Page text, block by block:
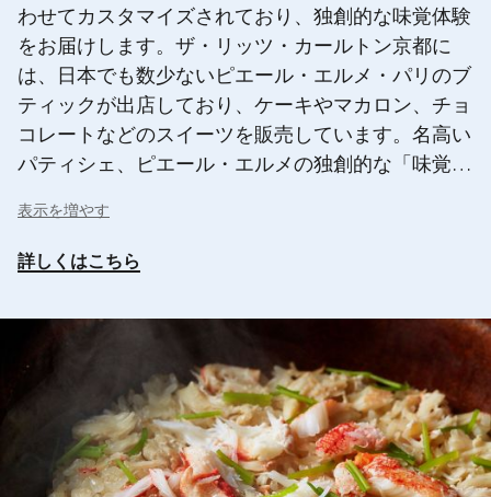
わせてカスタマイズされており、独創的な味覚体験
をお届けします。ザ・リッツ・カールトン京都に
は、日本でも数少ないピエール・エルメ・パリのブ
ティックが出店しており、ケーキやマカロン、チョ
コレートなどのスイーツを販売しています。名高い
パティシェ、ピエール・エルメの独創的な「味覚、
表示を増やす
詳しくはこちら